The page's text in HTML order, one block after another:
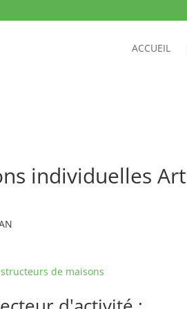
ACCUEIL
individuelles
de maisons